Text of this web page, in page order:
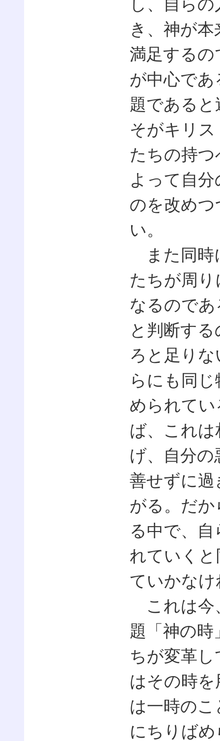
し、自ら
き、神が
満足する
が中心で
題である
そがキリ
たちの持
よって自
のを改め
い。
また同時
たちが周
なるので
と判断す
ろと足り
らにも同
められて
ば、これ
げ、自分
善せずに
がる。だ
る中で、
れていく
ていかな
これは今
題「神の
ちが変革
はその時
は一時の
にちりば